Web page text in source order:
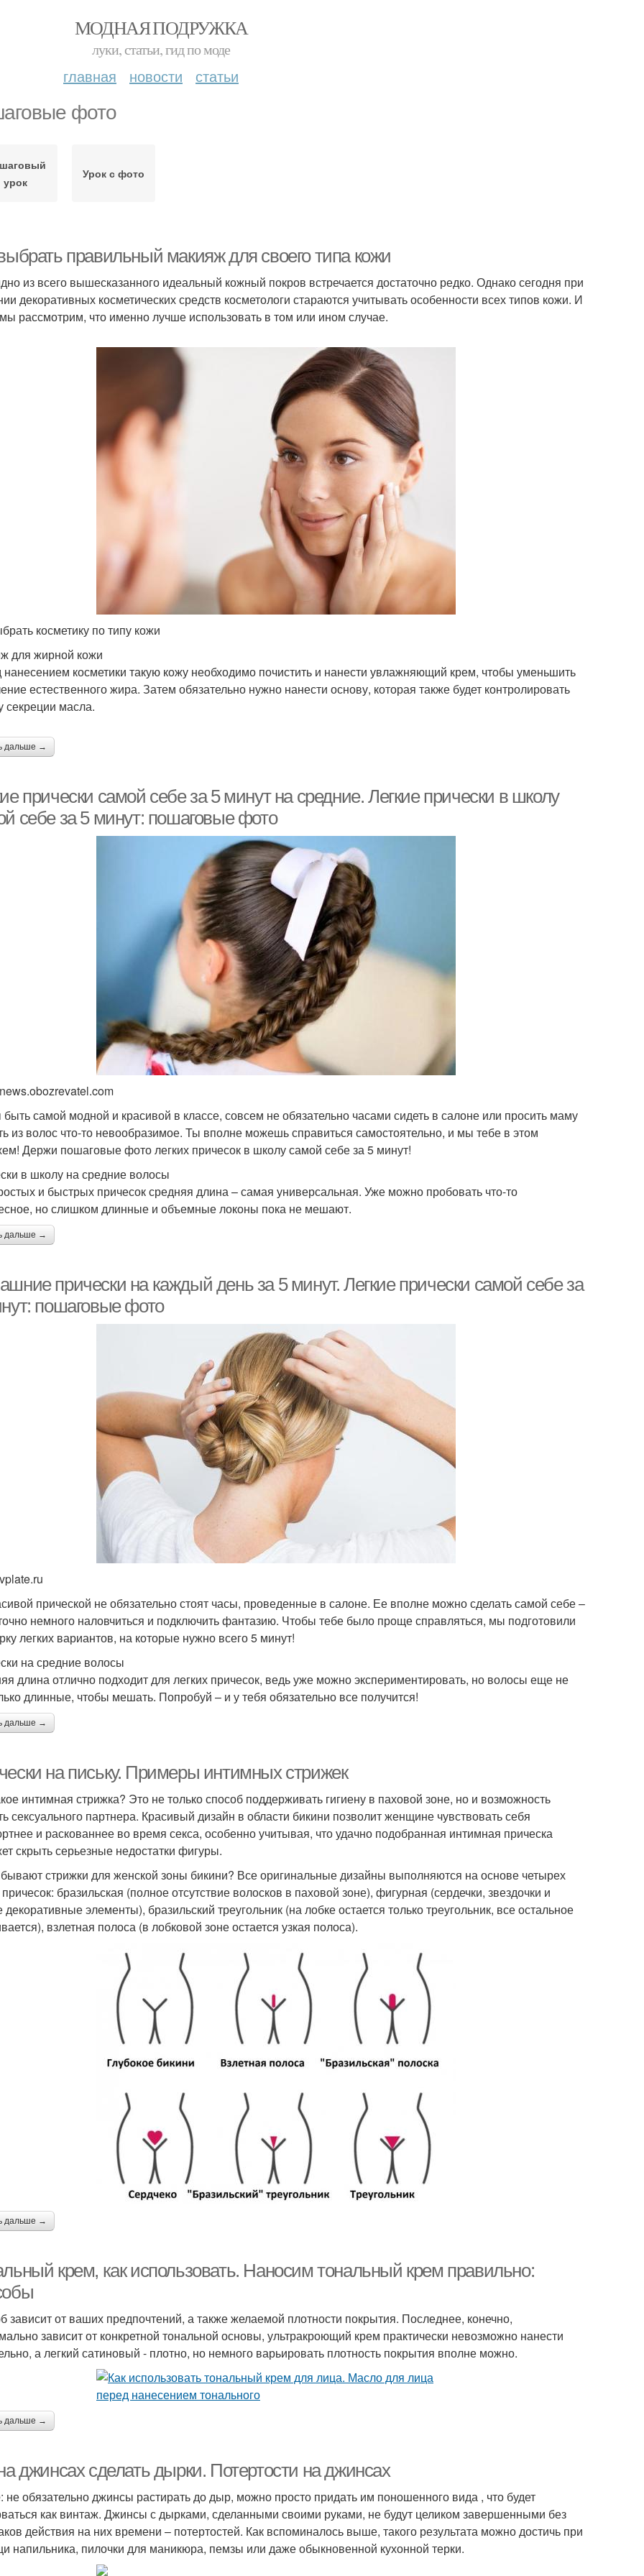
МОДНАЯ ПОДРУЖКА
луки, статьи, гид по моде
главная новости статьи
фото
урок
Урок с фото
правильный макияж для своего типа кожи
из всего вышесказанного идеальный кожный покров встречается достаточно редко. Однако сегодня при
декоративных косметических средств косметологи стараются учитывать особенности всех типов кожи. И
рассмотрим, что именно лучше использовать в том или ином случае.
косметику по типу кожи
для жирной кожи
косметики такую кожу необходимо почистить и нанести увлажняющий крем, чтобы уменьшить
естественного жира. Затем обязательно нужно нанести основу, которая также будет контролировать
секреции масла.
дальше →
прически самой себе за 5 минут на средние. Легкие прически в школу
себе за 5 минут: пошаговые фото
самой модной и красивой в классе, совсем не обязательно часами сидеть в салоне или просить маму
из волос что-то невообразимое. Ты вполне можешь справиться самостоятельно, и мы тебе в этом
Держи пошаговые фото легких причесок в школу самой себе за 5 минут!
в школу на средние волосы
и быстрых причесок средняя длина – самая универсальная. Уже можно пробовать что-то
но слишком длинные и объемные локоны пока не мешают.
дальше →
прически на каждый день за 5 минут. Легкие прически самой себе за
пошаговые фото
прической не обязательно стоят часы, проведенные в салоне. Ее вполне можно сделать самой себе –
немного наловчиться и подключить фантазию. Чтобы тебе было проще справляться, мы подготовили
легких вариантов, на которые нужно всего 5 минут!
на средние волосы
длина отлично подходит для легких причесок, ведь уже можно экспериментировать, но волосы еще не
длинные, чтобы мешать. Попробуй – и у тебя обязательно все получится!
дальше →
на письку. Примеры интимных стрижек
интимная стрижка? Это не только способ поддерживать гигиену в паховой зоне, но и возможность
сексуального партнера. Красивый дизайн в области бикини позволит женщине чувствовать себя
и раскованнее во время секса, особенно учитывая, что удачно подобранная интимная прическа
скрыть серьезные недостатки фигуры.
стрижки для женской зоны бикини? Все оригинальные дизайны выполняются на основе четырех
бразильская (полное отсутствие волосков в паховой зоне), фигурная (сердечки, звездочки и
декоративные элементы), бразильский треугольник (на лобке остается только треугольник, все остальное
взлетная полоса (в лобковой зоне остается узкая полоса).
дальше →
крем, как использовать. Наносим тональный крем правильно:
зависит от ваших предпочтений, а также желаемой плотности покрытия. Последнее, конечно,
зависит от конкретной тональной основы, ультракроющий крем практически невозможно нанести
а легкий сатиновый - плотно, но немного варьировать плотность покрытия вполне можно.
дальше →
джинсах сделать дырки. Потертости на джинсах
обязательно джинсы растирать до дыр, можно просто придать им поношенного вида , что будет
как винтаж. Джинсы с дырками, сделанными своими руками, не будут целиком завершенными без
действия на них времени – потертостей. Как вспоминалось выше, такого результата можно достичь при
напильника, пилочки для маникюра, пемзы или даже обыкновенной кухонной терки.